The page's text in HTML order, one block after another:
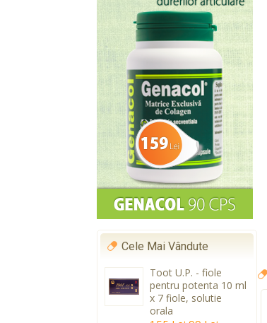
Cele Mai Vândute
Toot U.P. - fiole
pentru potenta 10 ml
x 7 fiole, solutie
orala